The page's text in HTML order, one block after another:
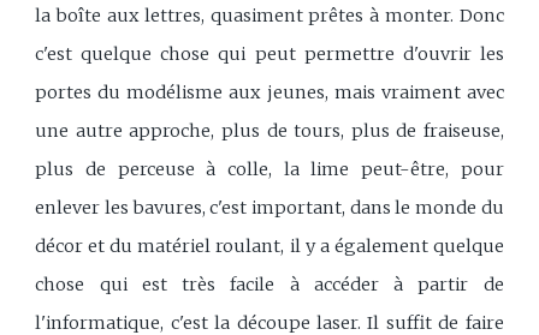
la boîte aux lettres, quasiment prêtes à monter. Donc
c'est quelque chose qui peut permettre d'ouvrir les
portes du modélisme aux jeunes, mais vraiment avec
une autre approche, plus de tours, plus de fraiseuse,
plus de perceuse à colle, la lime peut-être, pour
enlever les bavures, c'est important, dans le monde du
décor et du matériel roulant, il y a également quelque
chose qui est très facile à accéder à partir de
l'informatique, c'est la découpe laser. Il suffit de faire